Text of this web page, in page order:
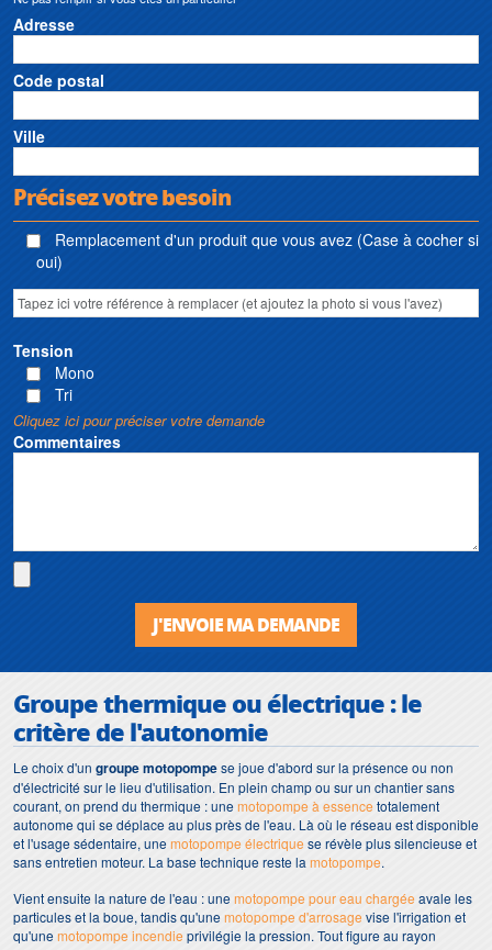
Adresse
Code postal
Ville
Précisez votre besoin
Remplacement d'un produit que vous avez (Case à cocher si
oui)
Tension
Mono
Tri
Cliquez ici pour préciser votre demande
Commentaires
J'ENVOIE MA DEMANDE
Groupe thermique ou électrique : le
critère de l'autonomie
Le choix d'un groupe motopompese joue d'abord sur la présence ou non
d'électricité sur le lieu d'utilisation. En plein champ ou sur un chantier sans
courant, on prend du thermique : unemotopompe à essence totalement
autonome qui se déplace au plus près de l'eau. Là où le réseau est disponible
et l'usage sédentaire, unemotopompe électrique se révèle plus silencieuse et
sans entretien moteur. La base technique reste la motopompe.
Vient ensuite la nature de l'eau : unemotopompe pour eau chargée avale les
particules et la boue, tandis qu'unemotopompe d'arrosage vise l'irrigation et
qu'unemotopompe incendie privilégie la pression. Tout figure au rayon